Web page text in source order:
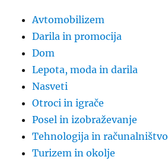
Avtomobilizem
Darila in promocija
Dom
Lepota, moda in darila
Nasveti
Otroci in igrače
Posel in izobraževanje
Tehnologija in računalništvo
Turizem in okolje